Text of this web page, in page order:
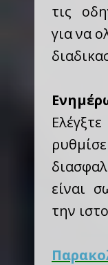
τις
για να
είναι
την